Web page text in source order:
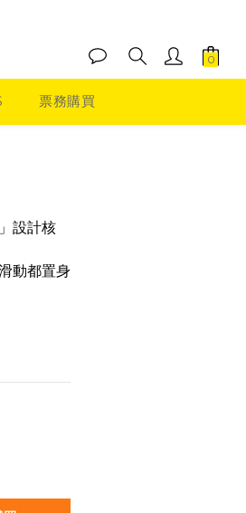
票務購買
設計核
動都置身